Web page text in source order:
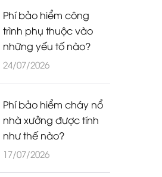
Phí bảo hiểm công
trình phụ thuộc vào
những yếu tố nào?
24/07/2026
Phí bảo hiểm cháy nổ
nhà xưởng được tính
như thế nào?
17/07/2026